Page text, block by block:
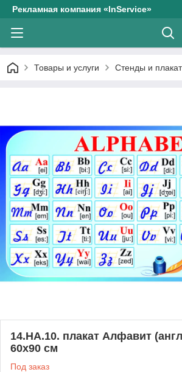
Рекламная компания «InService»
Товары и услуги Стенды и
14.НА.10. плакат Алфавит
60х90 см
Под заказ